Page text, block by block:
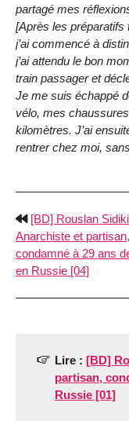
partagé mes
[Après les préparatifs
j’ai commencé à
j’ai attendu le bon
train passager et
Je me suis échappé
vélo, mes
kilomètres. J’ai
rentrer chez moi,
[BD] Rouslan
Anarchiste et partisan,
condamné à 29 ans
en Russie [04]
Lire : [BD]
partisan,
Russie [01]